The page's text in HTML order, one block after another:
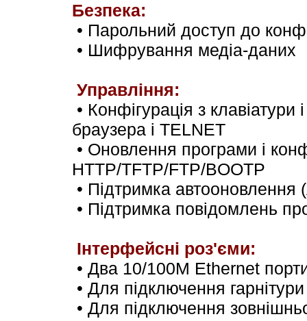
Безпека:
• Парольний доступ до
• Шифрування медіа-даних
Управління:
• Конфігурація з клавіатури і
браузера і TELNET
• Оновлення програми і
HTTP/TFTP/FTP/BOOTP
• Підтримка автооновлення
• Підтримка повідомлень
Інтерфейсні роз'єми:
• Два 10/100M Ethernet
• Для підключення гарнітури
• Для підключення